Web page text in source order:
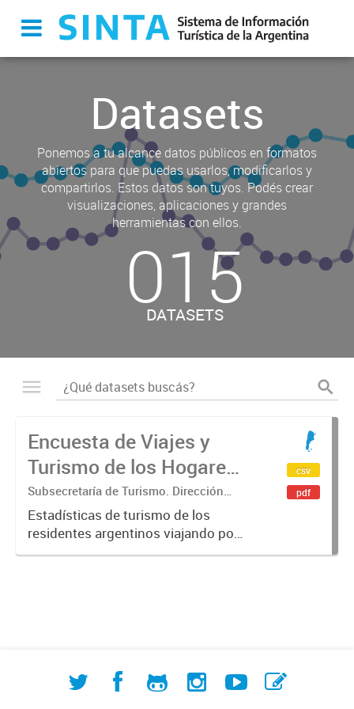
Datasets
Ponemos a tu alcance datos públicos en formatos
abiertos para que puedas usarlos, modificarlos y
compartirlos. Estos datos son tuyos. Podés crear
visualizaciones, aplicaciones y grandes
herramientas con ellos.
015
DATASETS
Encuesta de Viajes y
Turismo de los Hogares
(EVyTH)
Subsecretaría de Turismo. Dirección
Nacional de Mercados y Estadística
Estadísticas de turismo de los
residentes argentinos viajando por
Argentina en base a los datos de la
csv
pdf